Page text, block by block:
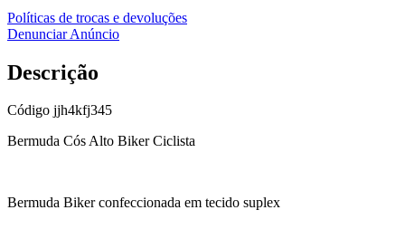
Políticas de trocas e devoluções
Denunciar Anúncio
Descrição
Código jjh4kfj345
Bermuda Cós Alto Biker Ciclista
Bermuda Biker confeccionada em tecido suplex